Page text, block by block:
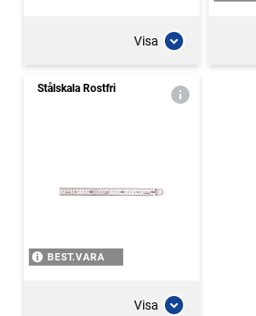
Visa
Stålskala Rostfri
BEST.VARA
Visa